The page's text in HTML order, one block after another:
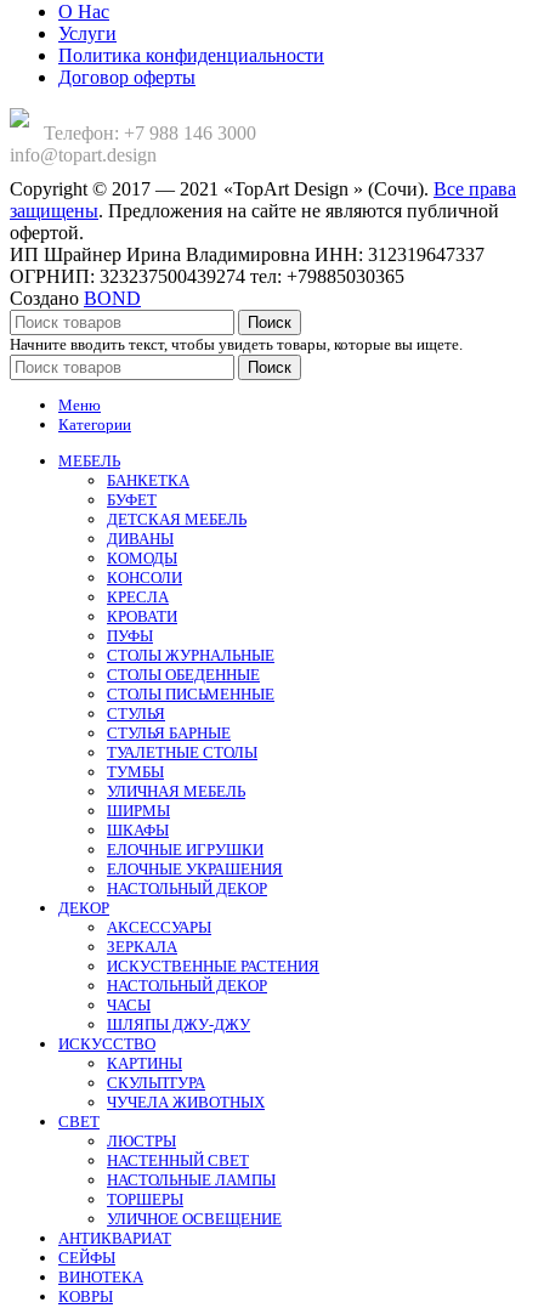
О Нас
Услуги
Политика конфиденциальности
Договор оферты
Телефон: +7 988 146 3000
info@topart.design
Copyright © 2017 — 2021 «TopArt Design » (Сочи). Все права
защищены. Предложения на сайте не являются публичной
офертой.
ИП Шрайнер Ирина Владимировна ИНН: 312319647337
ОГРНИП: 323237500439274 тел: +79885030365
Создано BOND
Поиск
Начните вводить текст, чтобы увидеть товары, которые вы ищете.
Поиск
Меню
Категории
МЕБЕЛЬ
БАНКЕТКА
БУФЕТ
ДЕТСКАЯ МЕБЕЛЬ
ДИВАНЫ
КОМОДЫ
КОНСОЛИ
КРЕСЛА
КРОВАТИ
ПУФЫ
СТОЛЫ ЖУРНАЛЬНЫЕ
СТОЛЫ ОБЕДЕННЫЕ
СТОЛЫ ПИСЬМЕННЫЕ
СТУЛЬЯ
СТУЛЬЯ БАРНЫЕ
ТУАЛЕТНЫЕ СТОЛЫ
ТУМБЫ
УЛИЧНАЯ МЕБЕЛЬ
ШИРМЫ
ШКАФЫ
ЕЛОЧНЫЕ ИГРУШКИ
ЕЛОЧНЫЕ УКРАШЕНИЯ
НАСТОЛЬНЫЙ ДЕКОР
ДЕКОР
АКСЕССУАРЫ
ЗЕРКАЛА
ИСКУСТВЕННЫЕ РАСТЕНИЯ
НАСТОЛЬНЫЙ ДЕКОР
ЧАСЫ
ШЛЯПЫ ДЖУ-ДЖУ
ИСКУССТВО
КАРТИНЫ
СКУЛЬПТУРА
ЧУЧЕЛА ЖИВОТНЫХ
СВЕТ
ЛЮСТРЫ
НАСТЕННЫЙ СВЕТ
НАСТОЛЬНЫЕ ЛАМПЫ
ТОРШЕРЫ
УЛИЧНОЕ ОСВЕЩЕНИЕ
АНТИКВАРИАТ
СЕЙФЫ
ВИНОТЕКА
КОВРЫ